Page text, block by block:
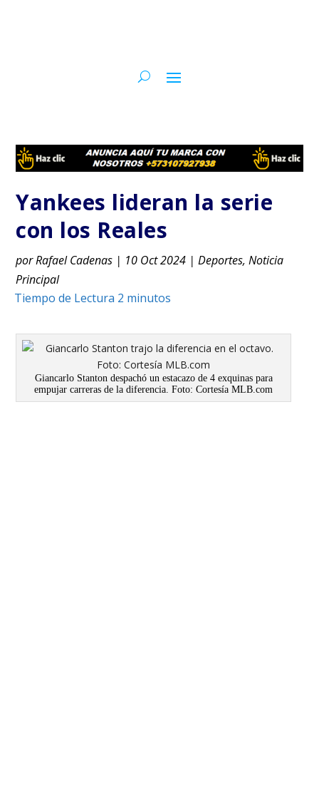
Yankees lideran la serie
con los Reales
porRafael Cadenas | 10 Oct 2024 |Deportes,Noticia
Principal
Giancarlo Stanton despachó un estacazo de 4 exquinas para
empujar carreras de la diferencia. Foto: Cortesía MLB.com